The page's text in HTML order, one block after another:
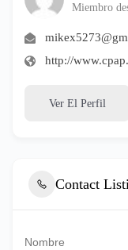
Miembro
http://
Ver El Perfil
Contact